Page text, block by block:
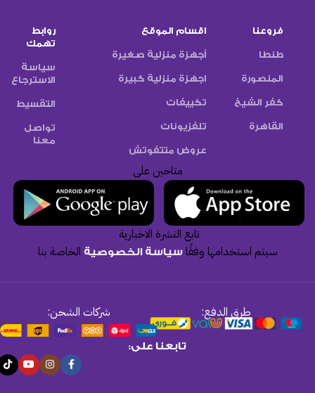
فروعنا
طنطا
المنصورة
كفر الشيخ
القاهرة
اقسام الموقع
أجهزة منزلية صغيرة
اجهزة منزلية كبيرة
تكييفات
تلفزيونات
عروض متتفوتش
روابط
تهمك
سياسة
الاسترجاع
التقسيط
تواصل
معنا
متاحين على
تابع النشرة الاخبارية
سيتم استخدامها وفقًاسياسة الخصوصية الخاصة بنا
طرق الدفع: شركات الشحن:
تابعنا على: